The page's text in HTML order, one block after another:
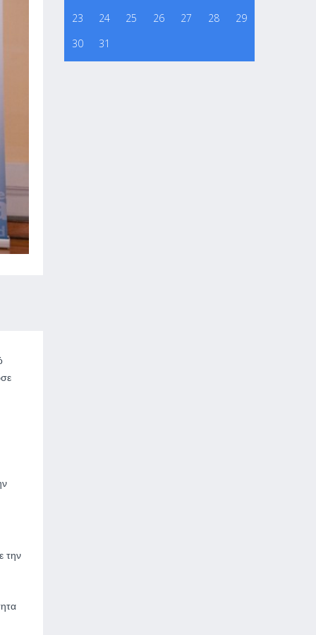
την
23
24 25 26 27 28
29
30
31